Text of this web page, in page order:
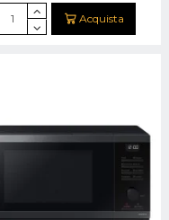
Acquista